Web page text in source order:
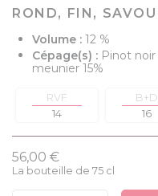
ROND, FIN,
Volume : 12 %
Cépage(s) : Pinot
meunier 15%
RVF
14
B+D
16
56,00 €
La bouteille de 75 cl